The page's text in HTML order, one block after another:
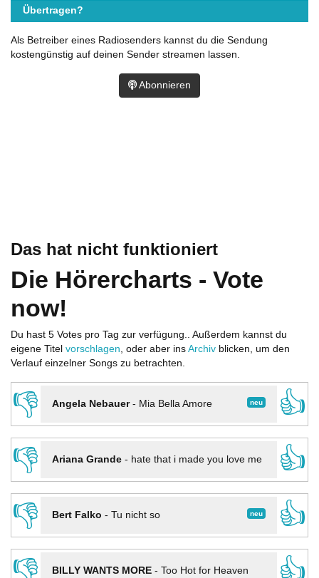
Das hat nicht funktioniert
Die Hörercharts - Vote
now!
Du hast 5 Votes pro Tag zur verfügung.. Außerdem kannst du
eigene Titel vorschlagen, oder aber ins Archiv blicken, um den
Verlauf einzelner Songs zu betrachten.
👎 neu
Angela Nebauer- Mia Bella Amore
👍
👎
Ariana Grande- hate that i made you love me
👍
👎
neu
Bert Falko - Tu nicht so
👍
👎
BILLY WANTS MORE- Too Hot for Heaven
👍
Übertragen?
Als Betreiber eines Radiosenders kannst du die Sendung
kostengünstig auf deinen Sender streamen lassen.
Abonnieren